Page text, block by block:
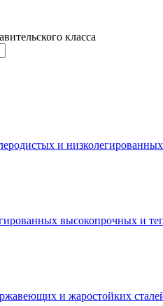
класса
и низколегированных
высокопрочных и
и жаростойких